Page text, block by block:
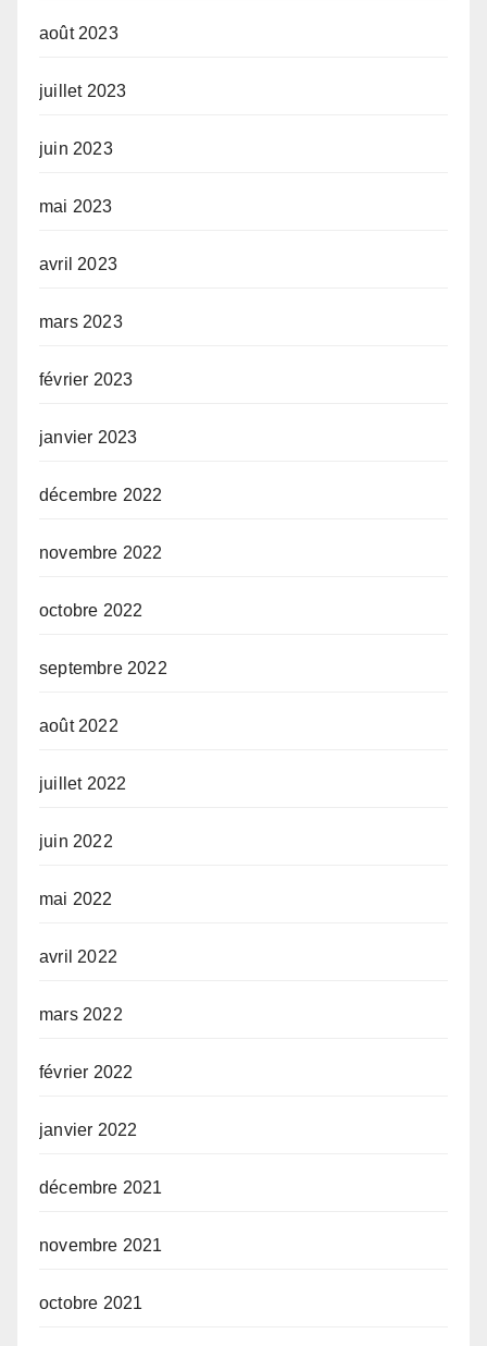
août 2023
juillet 2023
juin 2023
mai 2023
avril 2023
mars 2023
février 2023
janvier 2023
décembre 2022
novembre 2022
octobre 2022
septembre 2022
août 2022
juillet 2022
juin 2022
mai 2022
avril 2022
mars 2022
février 2022
janvier 2022
décembre 2021
novembre 2021
octobre 2021